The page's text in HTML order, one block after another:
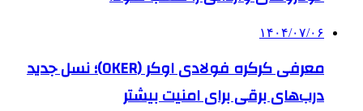
۱۴۰۴/۰۷/۰۶
معرفی کرکره فولادی اوکر (OKER)؛ نسل جدید
درب‌های برقی برای امنیت بیشتر